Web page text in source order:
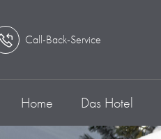
Call-Back-Service
Home Das Hotel